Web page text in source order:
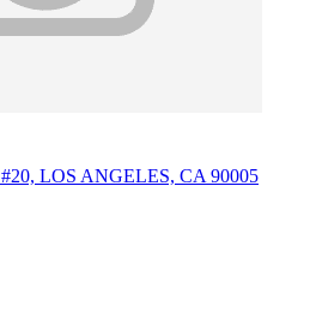
LOS ANGELES, CA 90005